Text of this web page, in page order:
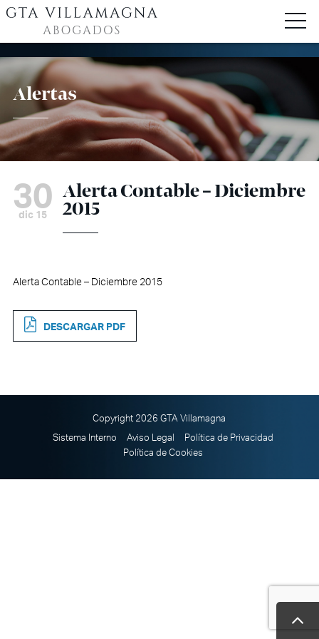
Alertas
30
dic 15
Alerta Contable – Diciembre
2015
Alerta Contable – Diciembre 2015
DESCARGAR PDF
Copyright 2026 GTA Villamagna
Sistema Interno Aviso Legal
Política de Privacidad
Política de Cookies